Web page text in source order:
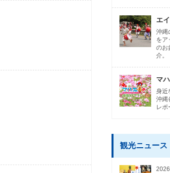
エ
沖縄
をア
のお
介。
マ
身近
沖縄
レポ
観光ニュース